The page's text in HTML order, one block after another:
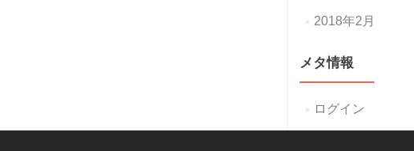
2018年2月
メタ情報
ログイン